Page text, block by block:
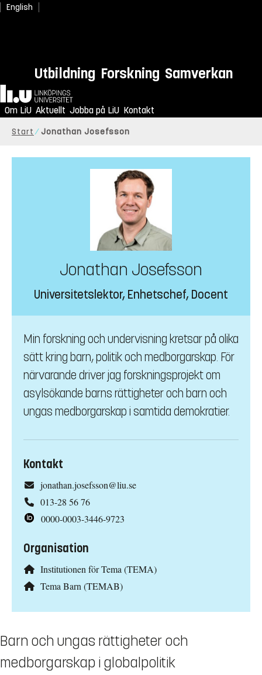
English
Utbildning Forskning Samverkan
Hem
Om LiU Aktuellt Jobba på LiU Kontakt
Start Jonathan Josefsson
Jonathan Josefsson
Universitetslektor, Enhetschef, Docent
Min forskning och undervisning kretsar på olika
sätt kring barn, politik och medborgarskap. För
närvarande driver jag forskningsprojekt om
asylsökande barns rättigheter och barn och
ungas medborgarskap i samtida demokratier.
Kontakt
jonathan.josefsson@liu.se
013-28 56 76
0000-0003-3446-9723
Organisation
Institutionen för Tema (TEMA)
Tema Barn (TEMAB)
Barn och ungas rättigheter och
medborgarskap i globalpolitik